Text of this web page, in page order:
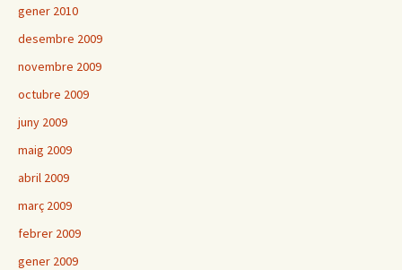
gener 2010
desembre 2009
novembre 2009
octubre 2009
juny 2009
maig 2009
abril 2009
març 2009
febrer 2009
gener 2009